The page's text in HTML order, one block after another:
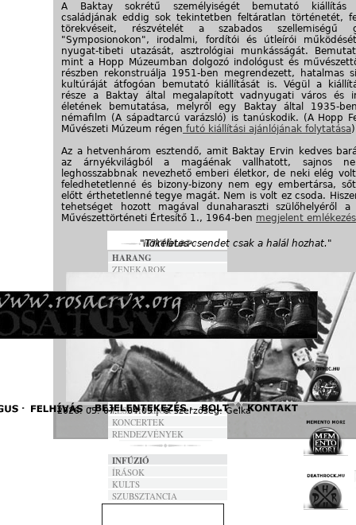
A Baktay sokrétű személyiségét bemutató kiállítás
családjának eddig sok tekintetben feltáratlan történetét,
törekvéseit, részvételét a szabados szellemiségű
"Symposionokon", irodalmi, fordítói és útleírói
nyugat-tibeti utazását, asztrológiai munkásságát.
mint a Hopp Múzeumban dolgozó indológust és
részben rekonstruálja 1951-ben megrendezett, hatalmas
kultúráját átfogóan bemutató kiállítását is. Végül a
része a Baktay által megalapított vadnyugati város és
életének bemutatása, melyről egy Baktay által 1935-
némafilm (A sápadtarcú varázsló) is tanúskodik. (A Hopp
Művészeti Múzeum régen futó kiállítási ajánlójának folytatása
Az a hetvenhárom esztendő, amit Baktay Ervin kedves
az árnyékvilágból a magáénak vallhatott, sajnos
leghosszabbnak nevezhető emberi életkor, de neki elég
feledhetetlenné és bizony-bizony nem egy embertársa,
előtt érthetetlenné tegye magát. Nem is volt ez csoda.
tehetséget hozott magával dunaharaszti szülőhelyéről
Művészettörténeti Értesítő 1., 1964-ben megjelent
"Tökéletes csendet csak a halál hozhat."
2026. 05. 07. - 04:09 | © szerzőség:Gelka
HARANG
ZENEKAROK
FORDÍTÁSOK
DALSZÖVEGEK
ANNO
FRONTVONAL
NEOFOLK DAY
R.I.P.
KÓPIA
FESZTIVÁLOK
KONCERTEK
RENDEZVÉNYEK
INFÚZIÓ
ÍRÁSOK
KULTS
SZUBSZTANCIA